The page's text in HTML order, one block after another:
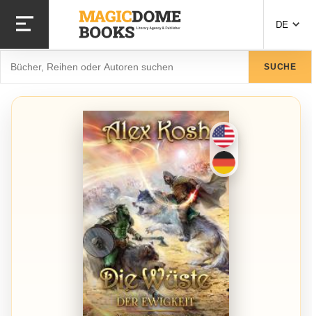
zum
Inhalt
DE
SUCHE